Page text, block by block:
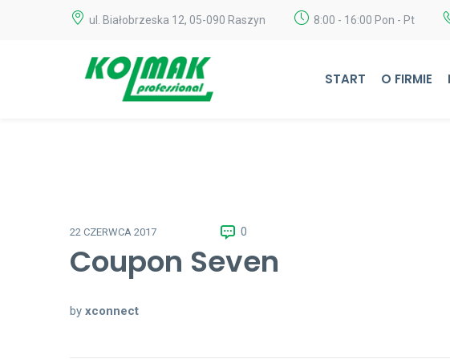
ul. Białobrzeska 12, 05-090 Raszyn 8:00 - 16:00 Pon - Pt
START O FIRMIE
22 CZERWCA 2017 0
Coupon Seven
by xconnect